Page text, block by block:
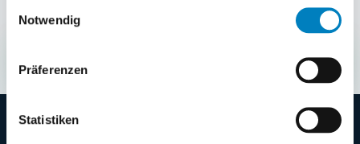
Notwendig
Präferenzen
Statistiken
sind.